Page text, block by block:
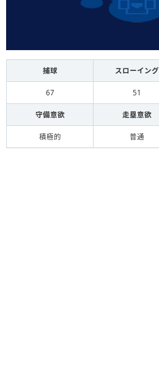
捕球 スローイング
67 51
守備意欲 走塁意欲
積極的 普通